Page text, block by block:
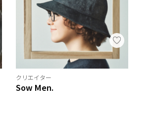
クリエイター
Sow Men.